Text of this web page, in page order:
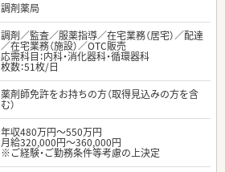
調剤薬局
調剤／監査／服薬指導／在宅業務（居宅）／配達
／在宅業務（施設）／OTC販売
応需科目：内科・消化器科・循環器科
枚数：51枚/日
薬剤師免許をお持ちの方（取得見込みの方を含
む）
年収480万円～550万円
月給320,000円～360,000円
※ご経験・ご勤務条件等考慮の上決定